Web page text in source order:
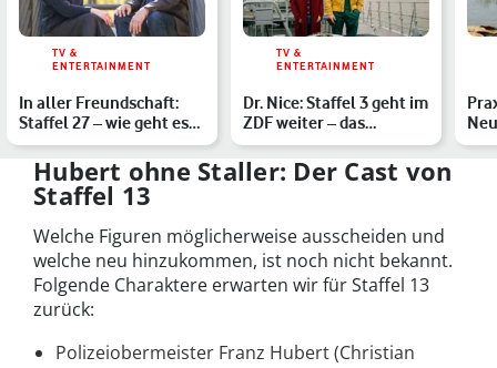
TV &
ENTERTAINMENT
In aller Freundschaft:
Staffel 27 – wie geht es
für Dr. Roland He…
TV &
ENTERTAINMENT
Dr. Nice: Staffel 3 geht im
ZDF weiter – das
erwartet Dich im Fin…
Hubert ohne Staller: Der Cast von
Staffel 13
Welche Figuren möglicherweise ausscheiden und
welche neu hinzukommen, ist noch nicht bekannt.
Folgende Charaktere erwarten wir für Staffel 13
zurück:
Polizeiobermeister Franz Hubert (Christian